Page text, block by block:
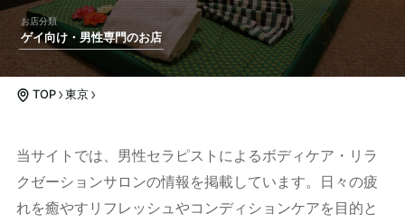
ゲイ向け・男性専門のお店
TOP 東京
当サイトでは、男性セラピストによるボディケア・リラ
クゼーションサロンの情報を掲載しています。日々の疲
れを癒やすリフレッシュやコンディションケアを目的と